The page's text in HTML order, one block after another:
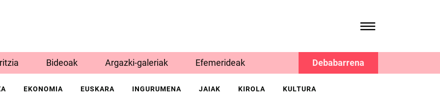
Bideoak Argazki-galeriak Efemerideak Debabarrena
EKONOMIA EUSKARA INGURUMENA JAIAK KIROLA KULTURA